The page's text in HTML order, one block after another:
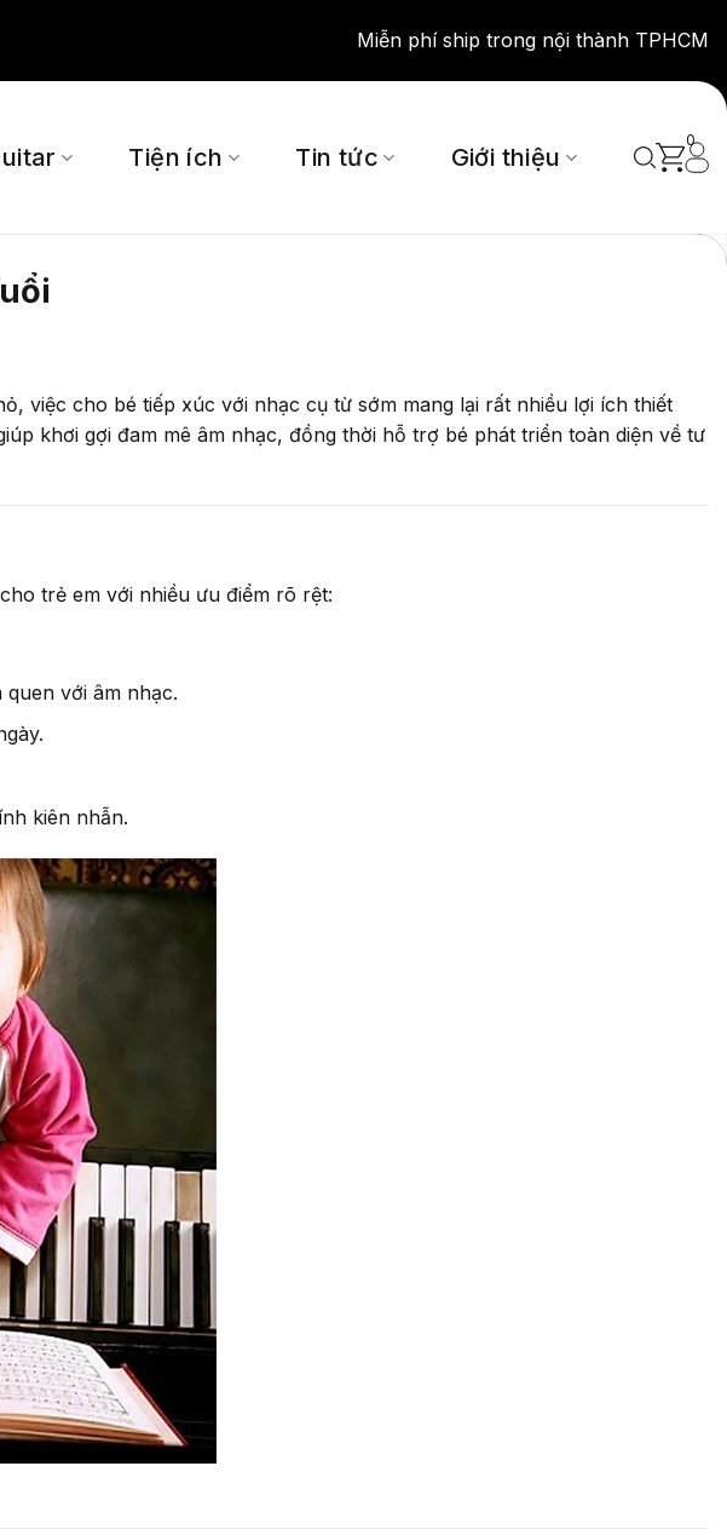
Miễn phí ship trong nội thành TPHCM
Tiện ích Tin tức Giới thiệu
0
việc cho bé tiếp xúc với nhạc cụ từ sớm mang lại rất nhiều lợi ích thiết
khơi gợi đam mê âm nhạc, đồng thời hỗ trợ bé phát triển toàn diện về tư
trẻ em với nhiều ưu điểm rõ rệt:
với âm nhạc.
kiên nhẫn.